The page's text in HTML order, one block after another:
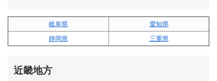
岐阜県
愛知県
静岡県
三重県
近畿地方